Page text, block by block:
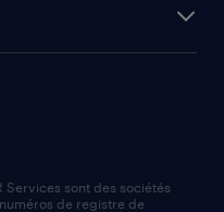
Services sont des sociétés
de registre de